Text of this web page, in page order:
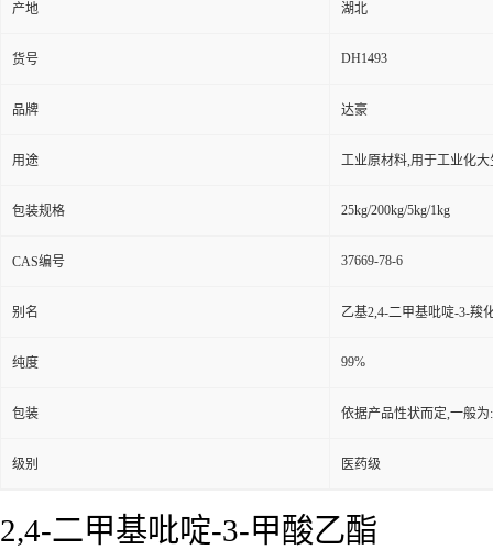
产地 湖北
货号 DH1493
品牌 达豪
用途 工业原材料,用于工业化大
包装规格 25kg/200kg/5kg/1kg
CAS编号 37669-78-6
别名 乙基2,4-二甲基吡啶-3-羧
纯度 99%
包装 依据产品性状而定,一般
级别 医药级
2,4-二甲基吡啶-3-甲酸乙酯